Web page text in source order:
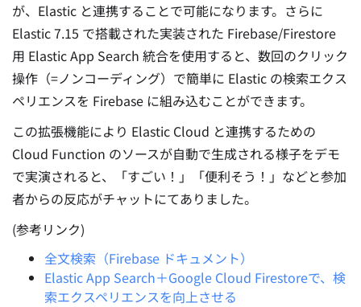
が、Elastic と連携することで可能になります。さらに
Elastic 7.15 で搭載された実装された Firebase/Firestore
用 Elastic App Search 統合を使用すると、数回のクリック
操作（=ノンコーディング）で簡単に Elastic の検索エクス
ペリエンスを Firebase に組み込むことができます。
この拡張機能により Elastic Cloud と連携するための
Cloud Function のソースが自動で生成される様子をデモ
で実演されると、
「すごい！」「便利そう！」などと参加
者からの反応がチャットにてありました。
(参考リンク)
全文検索（Firebase ドキュメント）
Elastic App Search＋Google Cloud Firestoreで、検
索エクスペリエンスを向上させる